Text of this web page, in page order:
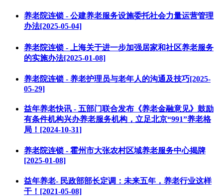
养老院连锁 - 公建养老服务设施委托社会力量运营管理
办法[2025-05-04]
养老院连锁 - 上海关于进一步加强居家和社区养老服务
的实施办法[2025-01-08]
养老院连锁 - 养老护理员与老年人的沟通及技巧[2025-
05-29]
益年养老快讯 - 五部门联合发布《养老金融意见》鼓励
有条件机构兴办养老服务机构，立足北京“991”养老格
局！[2024-10-31]
养老院连锁 - 霍州市大张农村区域养老服务中心揭牌
[2025-01-08]
益年养老- 民政部部长定调：未来五年，养老行业这样
干！[2021-05-08]